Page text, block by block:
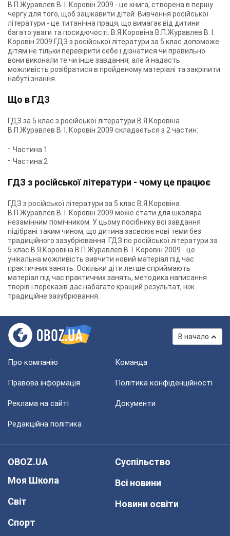
В.П.Журавлев В. І. Коровін 2009 - це книга, створена в першу
чергу для того, щоб зацікавити дітей. Вивчення російської
літератури - це титанічна праця, що вимагає від дитини
багато уваги та посидючості. В.Я.Коровіна В.П.Журавлев В. І.
Коровін 2009 ГДЗ з російської літератури за 5 клас допоможе
дітям не тільки перевірити себе і дізнатися чи правильно
вони виконали те чи інше завдання, але й надасть
можливість розібратися в пройденому матеріалі та закріпити
набуті знання.
Що в ГДЗ
ГДЗ за 5 клас з російської літератури В.Я.Коровіна
В.П.Журавлев В. І. Коровін 2009 складається з 2 частин:
Частина 1
Частина 2
ГДЗ з російської літератури - чому це працює
ГДЗ з російської літератури за 5 клас В.Я.Коровіна
В.П.Журавлев В. І. Коровін 2009 може стати для школяра
незамінним помічником. У цьому посібнику всі завдання
підібрані таким чином, що дитина засвоює нові теми без
традиційного зазубрювання. ГДЗ по російської літератури за
5 клас В.Я.Коровіна В.П.Журавлев В. І. Коровін 2009 - це
унікальна можливість вивчити новий матеріал під час
практичних занять. Оскільки діти легше сприймають
матеріал під час практичних занять, методика написання
творів і переказів дає набагато кращий результат, ніж
традиційне зазубрювання.
В начало
Про компанію Команда
Правова інформація Політика конфіденційності
Реклама на сайті Документи
Редакційна політика
OBOZ.UA
Моя Школа
Світ
Спорт
Суспільство
Всі новини
Новини освіти